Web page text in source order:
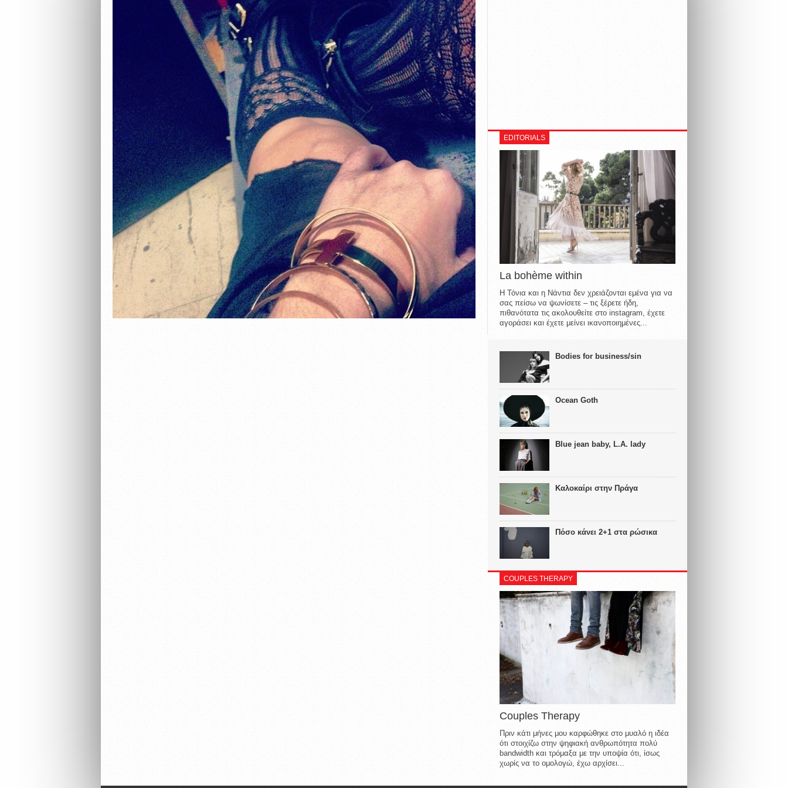
EDITORIALS
La bohème within
Η Τόνια και η Νάντια δεν χρειάζονται εμένα για να
σας πείσω να ψωνίσετε – τις ξέρετε ήδη,
πιθανότατα τις ακολουθείτε στο instagram, έχετε
αγοράσει και έχετε μείνει ικανοποιημένες...
Bodies for business/sin
Ocean Goth
Blue jean baby, L.A. lady
Καλοκαίρι στην Πράγα
Πόσο κάνει 2+1 στα ρώσικα
COUPLES THERAPY
Couples Therapy
Πριν κάτι μήνες μου καρφώθηκε στο μυαλό η ιδέα
ότι στοιχίζω στην ψηφιακή ανθρωπότητα πολύ
bandwidth και τρόμαξα με την υποψία ότι, ίσως
χωρίς να το ομολογώ, έχω αρχίσει...